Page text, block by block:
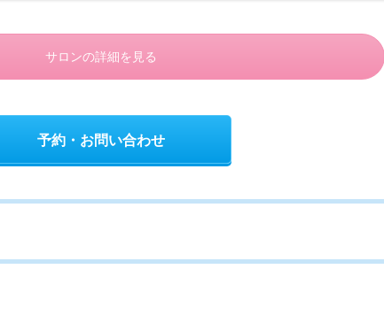
サロンの詳細を見る
予約・お問い合わせ